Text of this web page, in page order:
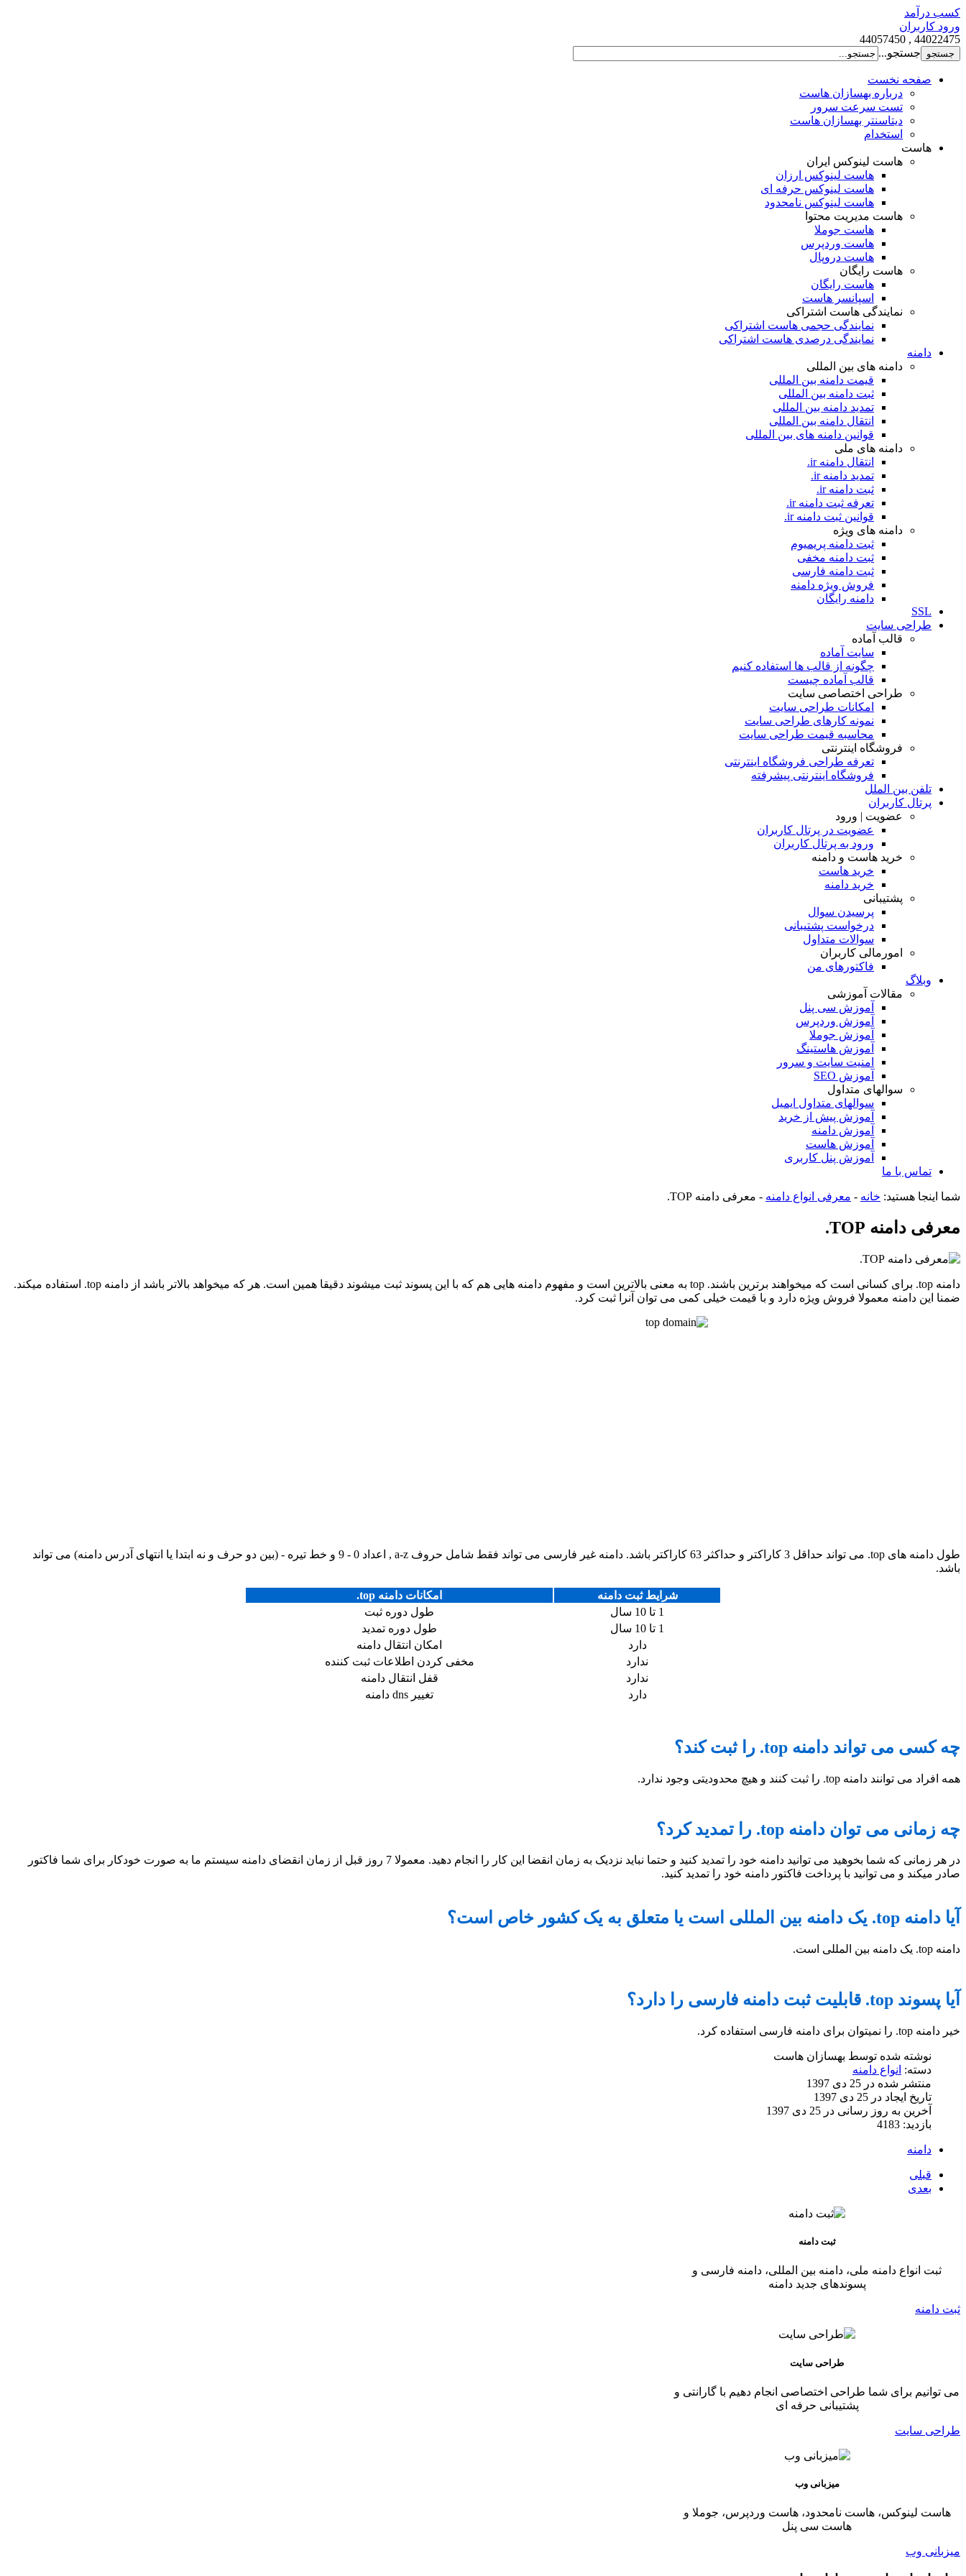
کسب درآمد
ورود کاربران
44022475 , 44057450
جستجو...
صفحه نخست
درباره بهسازان هاست
تست سرعت سرور
دیتاسنتر بهسازان هاست
استخدام
هاست
هاست لینوکس ایران
هاست لینوکس ارزان
هاست لینوکس حرفه ای
هاست لینوکس نامحدود
هاست مدیریت محتوا
هاست جوملا
هاست وردپرس
هاست دروپال
هاست رایگان
هاست رایگان
اسپانسر هاست
نمایندگی هاست اشتراکی
نمایندگی حجمی هاست اشتراکی
نمایندگی درصدی هاست اشتراکی
دامنه
دامنه های بین المللی
قیمت دامنه بین المللی
ثبت دامنه بین المللی
تمدید دامنه بین المللی
انتقال دامنه بین المللی
قوانین دامنه های بین المللی
دامنه های ملی
انتقال دامنه ir.
تمدید دامنه ir.
ثبت دامنه ir.
تعرفه ثبت دامنه ir.
قوانین ثبت دامنه ir.
دامنه های ویژه
ثبت دامنه پریمیوم
ثبت دامنه مخفی
ثبت دامنه فارسی
فروش ویژه دامنه
دامنه رایگان
SSL
طراحی سايت
قالب آماده
سایت آماده
چگونه از قالب ها استفاده کنیم
قالب آماده چیست
طراحی اختصاصی سایت
امکانات طراحی سایت
نمونه کارهای طراحی سایت
محاسبه قیمت طراحی سایت
فروشگاه اینترنتی
تعرفه طراحی فروشگاه اینترنتی
فروشگاه اینترنتی پیشرفته
تلفن بین الملل
پرتال کاربران
عضویت | ورود
عضویت در پرتال کاربران
ورود به پرتال کاربران
خرید هاست و دامنه
خرید هاست
خرید دامنه
پشتیبانی
پرسیدن سوال
درخواست پشتیبانی
سوالات متداول
امورمالی کاربران
فاکتورهای من
وبلاگ
مقالات آموزشی
آموزش سی پنل
آموزش وردپرس
آموزش جوملا
آموزش هاستینگ
امنیت سایت و سرور
آموزش SEO
سوالهای متداول
سوالهای متداول ایمیل
آموزش پیش از خرید
آموزش دامنه
آموزش هاست
آموزش پنل کاربری
تماس با ما
شما اینجا هستید: خانه - معرفی انواع دامنه - معرفی دامنه TOP.
معرفی دامنه TOP.
دامنه top. برای کسانی است که میخواهند برترین باشند. top به معنی بالاترین است و مفهوم دامنه هایی هم که با این پسوند ثبت میشوند دقیقا همین است. هر که میخواهد بالاتر باشد از دامنه top. استفاده میکند.
ضمنا این دامنه معمولا فروش ویژه دارد و با قیمت خیلی کمی می توان آنرا ثبت کرد.
طول دامنه های top. می تواند حداقل 3 کاراکتر و حداکثر 63 کاراکتر باشد. دامنه غیر فارسی می تواند فقط شامل حروف a-z , اعداد 0 - 9 و خط تیره - (بین دو حرف و نه ابتدا یا انتهای آدرس دامنه) می تواند
باشد.
شرایط ثبت دامنه
امکانات دامنه top.
1 تا 10 سال
طول دوره ثبت
1 تا 10 سال
طول دوره تمدید
دارد
امکان انتقال دامنه
ندارد
مخفی کردن اطلاعات ثبت کننده
ندارد
قفل انتقال دامنه
دارد
تغییر dns دامنه
چه کسی می تواند دامنه top. را ثبت کند؟
همه افراد می توانند دامنه top. را ثبت کنند و هیچ محدودیتی وجود ندارد.
چه زمانی می توان دامنه top. را تمدید کرد؟
در هر زمانی که شما بخوهید می توانید دامنه خود را تمدید کنید و حتما نباید نزدیک به زمان انقضا این کار را انجام دهید. معمولا 7 روز قبل از زمان انقضای دامنه سیستم ما به صورت خودکار برای شما فاکتور
صادر میکند و می توانید با پرداخت فاکتور دامنه خود را تمدید کنید.
آیا دامنه top. یک دامنه بین المللی است یا متعلق به یک کشور خاص است؟
دامنه top. یک دامنه بین المللی است.
آیا پسوند top. قابلیت ثبت دامنه فارسی را دارد؟
خیر دامنه top. را نمیتوان برای دامنه فارسی استفاده کرد.
نوشته شده توسط بهسازان هاست
دسته: انواع دامنه
منتشر شده در 25 دی 1397
تاریخ ایجاد در 25 دی 1397
آخرین به روز رسانی در 25 دی 1397
بازدید: 4183
دامنه
قبلی
بعدی
ثبت دامنه
ثبت انواع دامنه ملی، دامنه بین المللی، دامنه فارسی و
پسوندهای جدید دامنه
ثبت دامنه
طراحی سایت
می توانیم برای شما طراحی اختصاصی انجام دهیم با گارانتی و
پشتیبانی حرفه ای
طراحی سایت
میزبانی وب
هاست لینوکس، هاست نامحدود، هاست وردپرس، جوملا و
هاست سی پنل
میزبانی وب